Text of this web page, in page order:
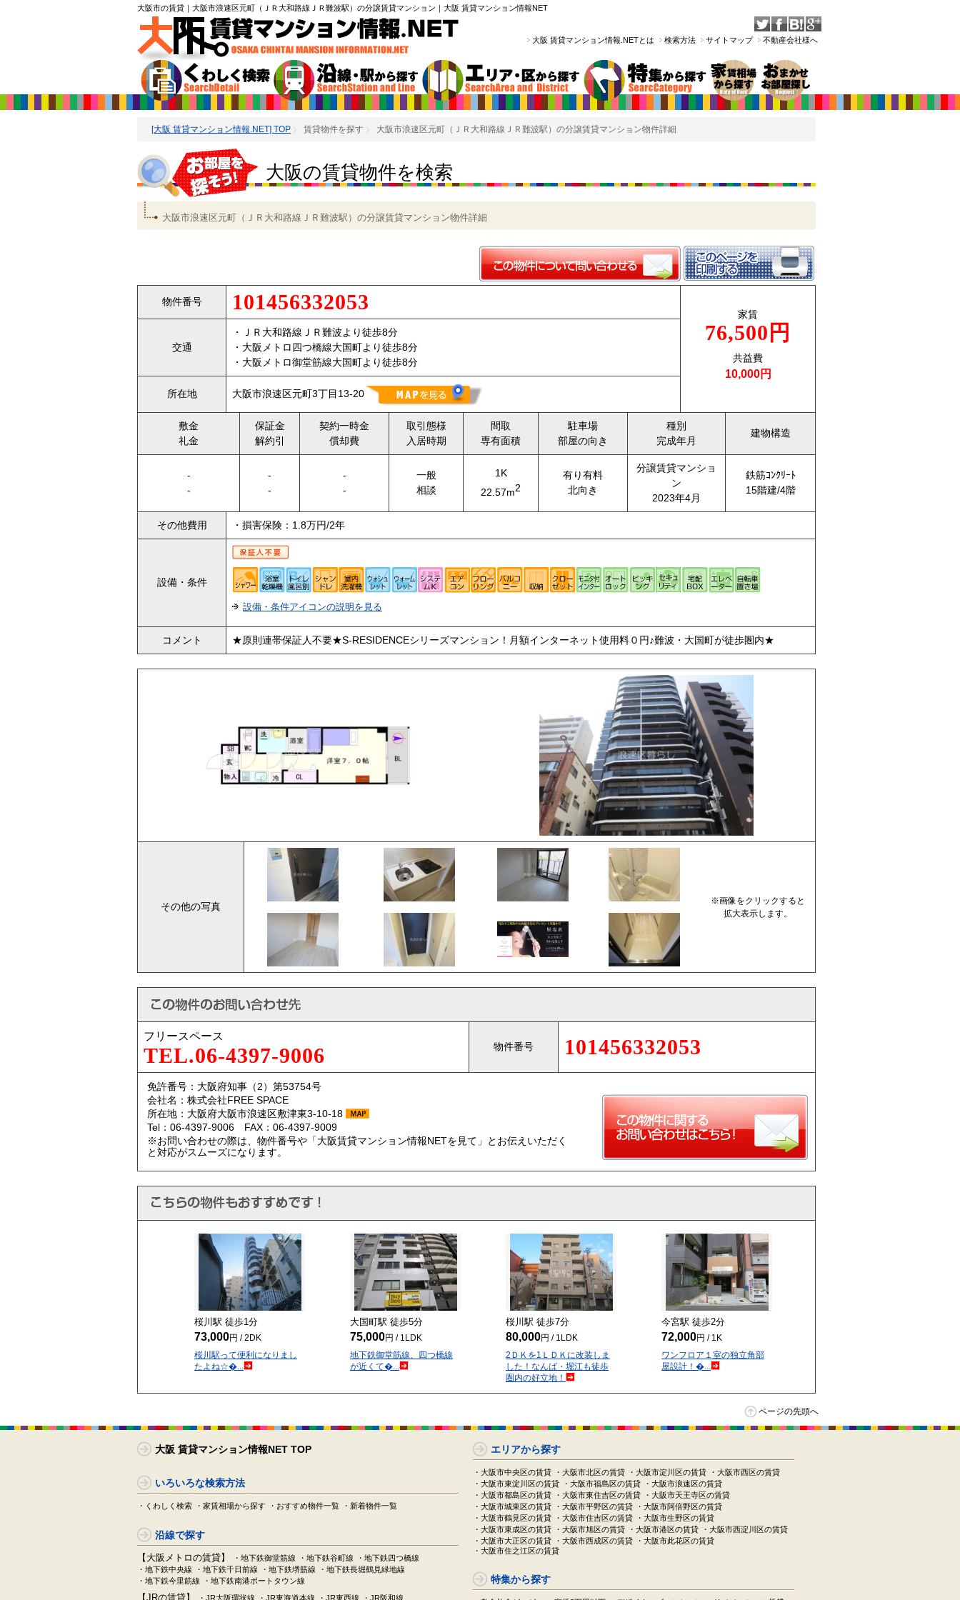
大阪市の賃貸 ｜大阪市浪速区元町（ＪＲ大和路線ＪＲ難波駅）の分譲賃貸マンション｜大阪 賃貸マンション情報NET
大阪 賃貸マンション情報.NETとは 検索方法 サイトマップ 不動産会社様へ
[大阪 賃貸マンション情報.NET] TOP 賃貸物件を探す 大阪市浪速区元町（ＪＲ大和路線ＪＲ難波駅）の分譲賃貸マンション物件詳細
大阪の賃貸物件を検索
大阪市浪速区元町（ＪＲ大和路線ＪＲ難波駅）の分譲賃貸マンション物件詳細
物件番号 101456332053
家賃
76,500円
共益費
10,000円
交通
・ＪＲ大和路線ＪＲ難波より徒歩8分
・大阪メトロ四つ橋線大国町より徒歩8分
・大阪メトロ御堂筋線大国町より徒歩8分
所在地 大阪市浪速区元町3丁目13-20
敷金
礼金
保証金
解約引
契約一時金
償却費
取引態様
入居時期
間取
専有面積
駐車場
部屋の向き
種別
完成年月
建物構造
-
-
-
-
-
-
一般
相談
1K
22.57m2
有り有料
北向き
分譲賃貸マンショ
ン
2023年4月
鉄筋ｺﾝｸﾘｰﾄ
15階建/4階
その他費用 ・損害保険：1.8万円/2年
設備・条件
設備・条件アイコンの説明を見る
コメント ★原則連帯保証人不要★S-RESIDENCEシリーズマンション！月額インターネット使用料０円♪難波・大国町が徒歩圏内★
その他の写真
※画像をクリックすると
拡大表示します。
フリースペース
TEL.06-4397-9006 物件番号 101456332053
免許番号：大阪府知事（2）第53754号
会社名：株式会社FREE SPACE
所在地：大阪府大阪市浪速区敷津東3-10-18
Tel：06-4397-9006 FAX：06-4397-9009
※お問い合わせの際は、物件番号や「大阪賃貸マンション情報NETを見て」とお伝えいただく
と対応がスムーズになります。
桜川駅 徒歩1分
73,000円 / 2DK
桜川駅って便利になりまし
たよね☆�...
大国町駅 徒歩5分
75,000円 / 1LDK
地下鉄御堂筋線、四つ橋線
が近くて�...
桜川駅 徒歩7分
80,000円 / 1LDK
2ＤＫを1ＬＤＫに改装しま
した！なんば・堀江も徒歩
圏内の好立地！
今宮駅 徒歩2分
72,000円 / 1K
ワンフロア１室の独立角部
屋設計！�...
ページの先頭へ
大阪 賃貸マンション情報NET TOP
いろいろな検索方法
・くわしく検索 ・家賃相場から探す ・おすすめ物件一覧 ・新着物件一覧
沿線で探す
【大阪メトロの賃貸】 ・地下鉄御堂筋線 ・地下鉄谷町線
・地下鉄四つ橋線
・地下鉄中央線
・地下鉄千日前線 ・地下鉄堺筋線
・地下鉄長堀鶴見緑地線
・地下鉄今里筋線
・地下鉄南港ポートタウン線
【JRの賃貸】 ・JR大阪環状線 ・JR東海道本線 ・JR東西線 ・JR阪和線
エリアから探す
・大阪市中央区の賃貸 ・大阪市北区の賃貸 ・大阪市淀川区の賃貸
・大阪市西区の賃貸
・大阪市東淀川区の賃貸
・大阪市福島区の賃貸
・大阪市浪速区の賃貸
・大阪市都島区の賃貸
・大阪市東住吉区の賃貸
・大阪市天王寺区の賃貸
・大阪市城東区の賃貸
・大阪市平野区の賃貸
・大阪市阿倍野区の賃貸
・大阪市鶴見区の賃貸
・大阪市住吉区の賃貸
・大阪市生野区の賃貸
・大阪市東成区の賃貸
・大阪市旭区の賃貸 ・大阪市港区の賃貸
・大阪市西淀川区の賃貸
・大阪市大正区の賃貸
・大阪市西成区の賃貸
・大阪市此花区の賃貸
・大阪市住之江区の賃貸
特集から探す